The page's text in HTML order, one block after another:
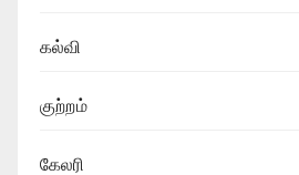
கல்வி
குற்றம்
கேலரி